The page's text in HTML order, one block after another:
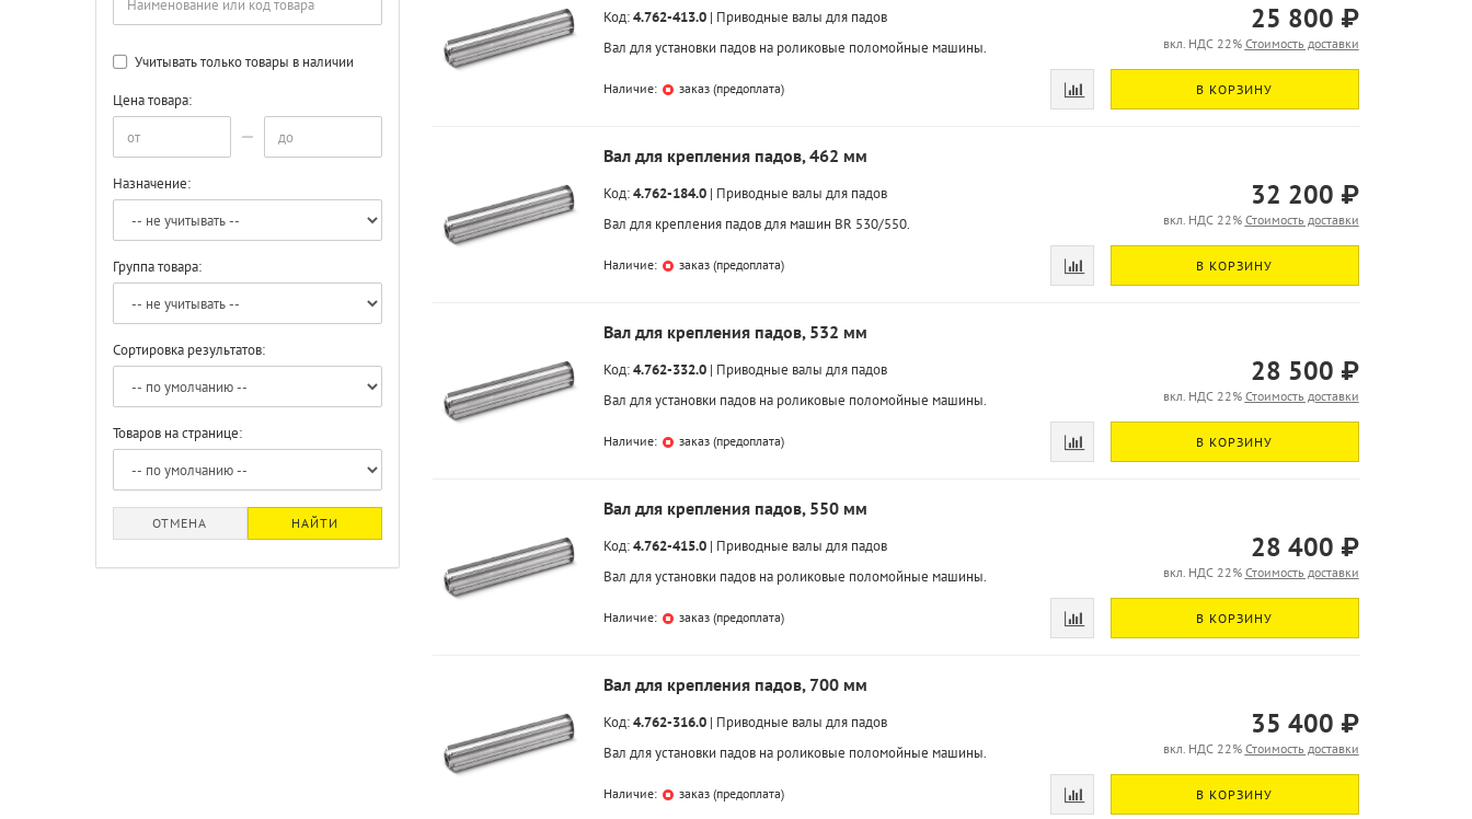
Код:4.762-413.0| Приводные валы для падов
Вал для установки падов на роликовые поломойные машины.
Наличие: заказ (предоплата)
25 800 ₽
вкл. НДС 22% Стоимость доставки
В КОРЗИНУ
Вал для крепления падов, 462 мм
Код:4.762-184.0| Приводные валы для падов
Вал для крепления падов для машин BR 530/550.
Наличие: заказ (предоплата)
32 200 ₽
вкл. НДС 22% Стоимость доставки
В КОРЗИНУ
Вал для крепления падов, 532 мм
Код:4.762-332.0| Приводные валы для падов
Вал для установки падов на роликовые поломойные машины.
Наличие: заказ (предоплата)
28 500 ₽
вкл. НДС 22% Стоимость доставки
В КОРЗИНУ
Вал для крепления падов, 550 мм
Код:4.762-415.0| Приводные валы для падов
Вал для установки падов на роликовые поломойные машины.
Наличие: заказ (предоплата)
28 400 ₽
вкл. НДС 22% Стоимость доставки
В КОРЗИНУ
Вал для крепления падов, 700 мм
Код:4.762-316.0| Приводные валы для падов
Вал для установки падов на роликовые поломойные машины.
Наличие: заказ (предоплата)
35 400 ₽
вкл. НДС 22% Стоимость доставки
В КОРЗИНУ
Учитывать только товары в наличии
Цена товара:
Назначение:
Группа товара:
Сортировка результатов:
Товаров на странице:
ОТМЕНА НАЙТИ